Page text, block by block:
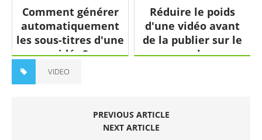
Comment générer
automatiquement
les sous-titres d'une
vidéo ?
Réduire le poids
d'une vidéo avant
de la publier sur le
web
VIDEO
PREVIOUS ARTICLE
NEXT ARTICLE